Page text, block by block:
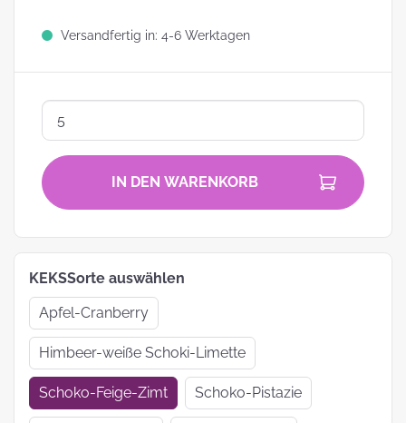
Versandfertig in: 4-6 Werktagen
IN DEN WARENKORB
KEKSSorte auswählen
Apfel-Cranberry
Himbeer-weiße Schoki-Limette
Schoko-Feige-Zimt Schoko-Pistazie